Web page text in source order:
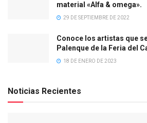
material «Alfa & omega».
29 DE SEPTIEMBRE DE 2022
Conoce los artistas que
Palenque de la Feria del
18 DE ENERO DE 2023
Noticias Recientes